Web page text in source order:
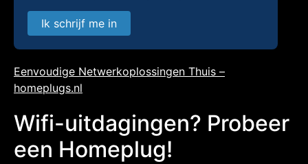
Ik schrijf me in
Eenvoudige Netwerkoplossingen Thuis –
homeplugs.nl
Wifi-uitdagingen? Probeer
een Homeplug!